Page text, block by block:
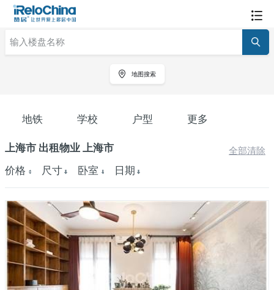
地图搜索
地铁 学校 户型 更多
上海市 出租物业 上海市 全部清除
价格 尺寸 卧室 日期